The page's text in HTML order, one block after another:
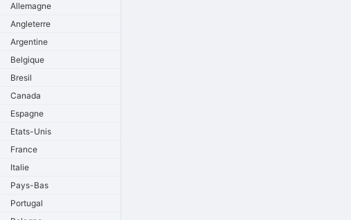
Allemagne
Angleterre
Argentine
Belgique
Bresil
Canada
Espagne
Etats-Unis
France
Italie
Pays-Bas
Portugal